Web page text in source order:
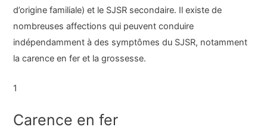
d’origine familiale) et le SJSR secondaire. Il existe de
nombreuses affections qui peuvent conduire
indépendamment à des symptômes du SJSR, notamment
la carence en fer et la grossesse.
1
Carence en fer